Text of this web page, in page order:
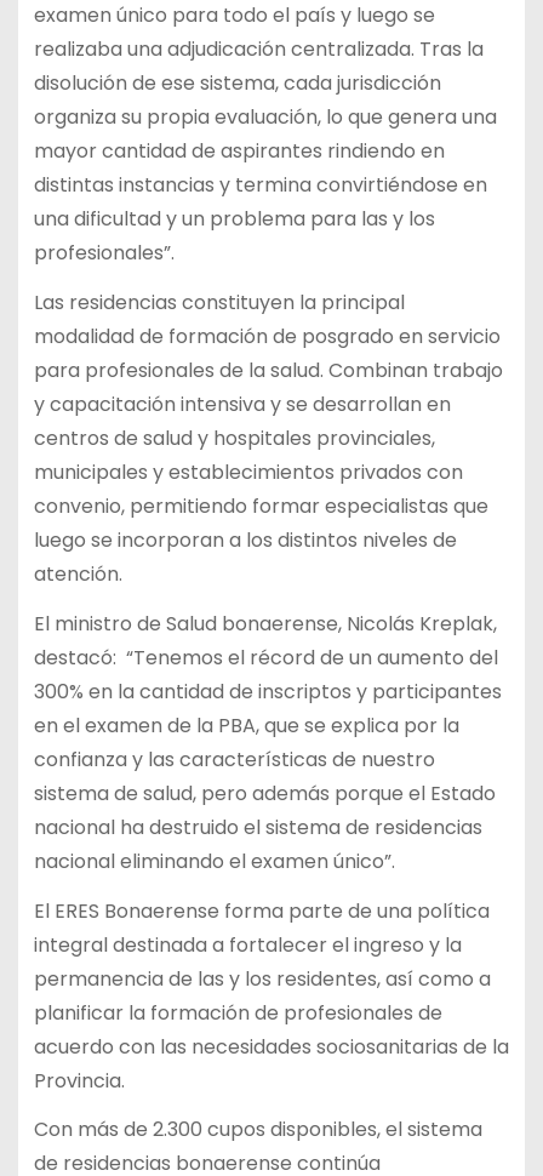
examen único para todo el país y luego se
realizaba una adjudicación centralizada. Tras la
disolución de ese sistema, cada jurisdicción
organiza su propia evaluación, lo que genera una
mayor cantidad de aspirantes rindiendo en
distintas instancias y termina convirtiéndose en
una dificultad y un problema para las y los
profesionales”.
Las residencias constituyen la principal
modalidad de formación de posgrado en servicio
para profesionales de la salud. Combinan trabajo
y capacitación intensiva y se desarrollan en
centros de salud y hospitales provinciales,
municipales y establecimientos privados con
convenio, permitiendo formar especialistas que
luego se incorporan a los distintos niveles de
atención.
El ministro de Salud bonaerense, Nicolás Kreplak,
destacó: “Tenemos el récord de un aumento del
300% en la cantidad de inscriptos y participantes
en el examen de la PBA, que se explica por la
confianza y las características de nuestro
sistema de salud, pero además porque el Estado
nacional ha destruido el sistema de residencias
nacional eliminando el examen único”.
El ERES Bonaerense forma parte de una política
integral destinada a fortalecer el ingreso y la
permanencia de las y los residentes, así como a
planificar la formación de profesionales de
acuerdo con las necesidades sociosanitarias de la
Provincia.
Con más de 2.300 cupos disponibles, el sistema
de residencias bonaerense continúa